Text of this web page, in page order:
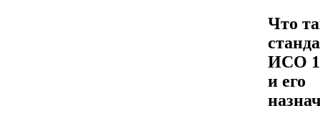
Что
ИСО
и его